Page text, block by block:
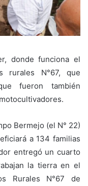
donde funciona el
rurales N°67, que
fueron también
Bermejo (el N° 22)
a 134 familias
entregó un cuarto
la tierra en el
Rurales N°67 de